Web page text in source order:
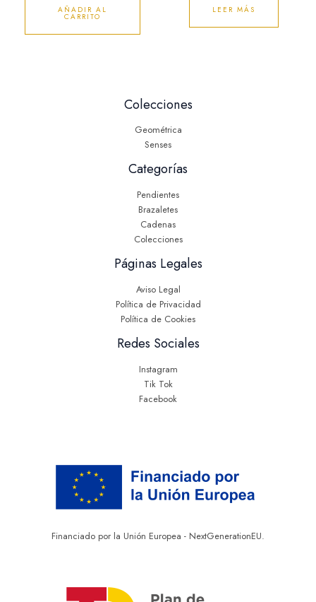
AÑADIR AL
CARRITO
LEER MÁS
Colecciones
Geométrica
Senses
Categorías
Pendientes
Brazaletes
Cadenas
Colecciones
Páginas Legales
Aviso Legal
Política de Privacidad
Política de Cookies
Redes Sociales
Instagram
Tik Tok
Facebook
Financiado por la Unión Europea - NextGenerationEU.